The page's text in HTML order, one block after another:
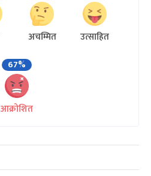
अचम्मित
उत्साहित
67%
आक्रोशित